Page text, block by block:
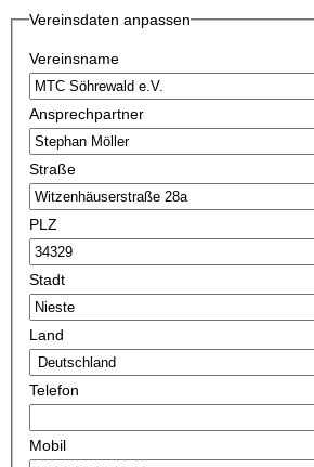
Vereinsdaten anpassen
Vereinsname
Ansprechpartner
Straße
PLZ
Stadt
Land
Telefon
Mobil